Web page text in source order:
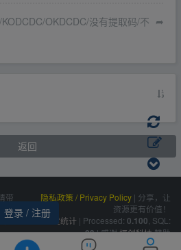
登录 / 注册
OKDCDC/没有提取码/不 ➦
返回
带
隐私政策 / Privacy Policy | 分享，让
资源更有价值！
们
百度统计 | Processed: 0.100 , SQL:
23|感谢恒创科技赞助